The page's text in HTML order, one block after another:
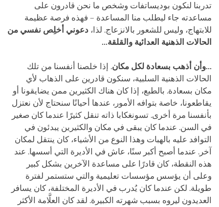
تدربنا لنكون بوديساتفات وشخص ما نحن قادرون على
مساعدته جاء ليطلب منا المساعدة – فهذه فرصة عظيمة
للابتهاج، وليس للشعور بالانزعاج. لذا، دعوني أخلِص نفسي من
الحالات الذهنية العدائية والقلقة...
...وأن أذهب بسعادة لكل مكان. إذا خلصنا أنفسنا من تلك
الحالات الذهنية السلبية، سنكون قادرين على الذهاب لأي
مكان بسعادة. بالطبع، إذا كان هناك الكثيرين ممن يضايقونا أو
يقاطعونا، خاصة بتوافه الأمور، عندها أحيانًا سنحتاج لأن نعتزل
بأنفسنا مرة أخرى. تسونغكابا ذاته تنقل كثيرًا عندما كان صغير
في السن. عندما كان يبقى في مكان والكثيرين يبدئون في
التوافد عليه بالهبات وهذا النوع من الأشياء، كان ينتقل لمكان
آخر. عندما أصبح أكبر سنًا، عاش في الأديرة التي أسسها. عند
هذه النقطة، كان قادرًا على مساعدة الآخرين بشكل كبير
وعلى أن يؤسس مؤسسات تعليمية والتي ستستمر لفترة
طويلة. لكن عندما كان يُدرب في الأديرة المختلفة، كان يسافر
العديدون ليروه بسبب شهرته الكبيرة. لقد كان العلَّامة الأكثر